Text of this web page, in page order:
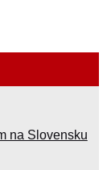
na Slovensku